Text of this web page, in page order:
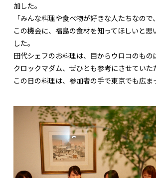
加した。
「みんな料理や食べ物が好きな人たちなので、
この機会に、福島の食材を知ってほしいと思
した。
田代シェフのお料理は、目からウロコのもの
クロックマダム、ぜひとも参考にさせていた
この日の料理は、参加者の手で東京でも広ま